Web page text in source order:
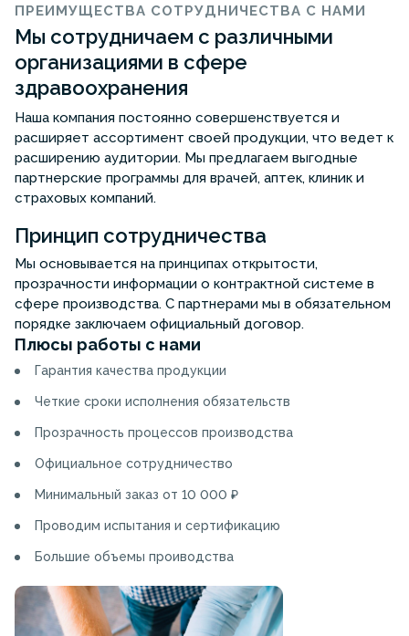
ПРЕИМУЩЕСТВА СОТРУДНИЧЕСТВА С НАМИ
Мы сотрудничаем с различными
организациями в сфере
здравоохранения
Наша компания постоянно совершенствуется и
расширяет ассортимент своей продукции, что ведет к
расширению аудитории. Мы предлагаем выгодные
партнерские программы для врачей, аптек, клиник и
страховых компаний.
Принцип сотрудничества
Мы основывается на принципах открытости,
прозрачности информации о контрактной системе в
сфере производства. С партнерами мы в обязательном
порядке заключаем официальный договор.
Плюсы работы с нами
Гарантия качества продукции
Четкие сроки исполнения обязательств
Прозрачность процессов производства
Официальное сотрудничество
Минимальный заказ от 10 000 ₽
Проводим испытания и сертификацию
Большие объемы проиводства